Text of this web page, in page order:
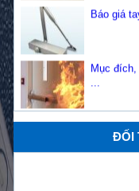
...
Phụ kiện
ĐỐI